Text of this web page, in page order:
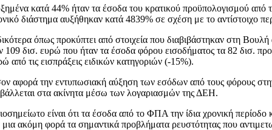
κατά 44% ήταν τα έσοδα του κρατικού προϋπολογισμού από
διάστημα αυξήθηκαν κατά 4839% σε σχέση με το αντίστοιχο
όπως προκύπτει από στοιχεία που διαβιβάστηκαν στη
109 δισ. ευρώ που ήταν τα έσοδα φόρου εισοδήματος τα 82 δισ.
από τις εισπράξεις ειδικών κατηγοριών (-15%).
αφορά την εντυπωσιακή αύξηση των εσόδων από τους φόρους
στα ακίνητα μέσω των λογαριασμών της ΔΕΗ.
είναι ότι τα έσοδα από το ΦΠΑ την ίδια χρονική
μια ακόμη φορά τα σημαντικά προβλήματα ρευστότητας που